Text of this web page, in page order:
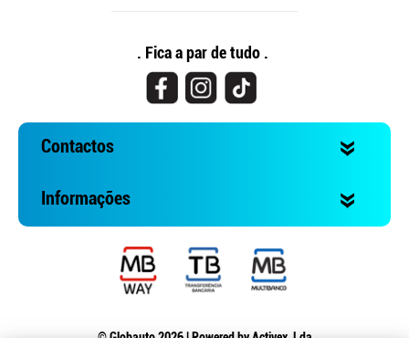
. Fica a par de tudo .
Contactos
Informações